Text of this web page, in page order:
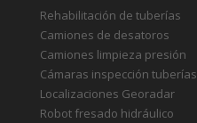
Rehabilitación de tuberías
Camiones de desatoros
Camiones limpieza presión
Cámaras inspección tuberías
Localizaciones Georadar
Robot fresado hidráulico